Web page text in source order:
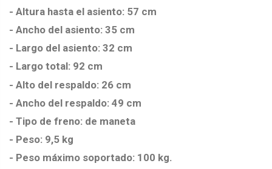
- Altura hasta el asiento: 57 cm
- Ancho del asiento: 35 cm
- Largo del asiento: 32 cm
- Largo total: 92 cm
- Alto del respaldo: 26 cm
- Ancho del respaldo: 49 cm
- Tipo de freno: de maneta
- Peso: 9,5 kg
- Peso máximo soportado: 100 kg.